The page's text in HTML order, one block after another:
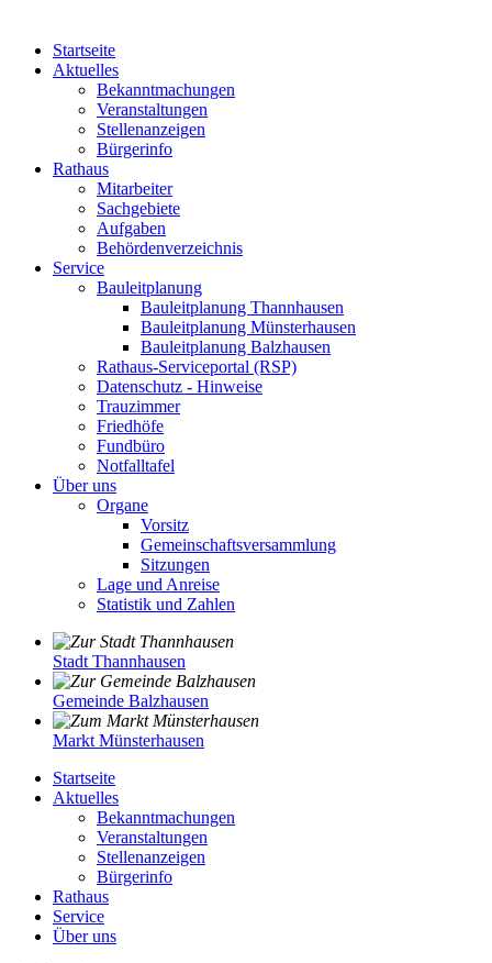
Startseite
Aktuelles
Bekanntmachungen
Veranstaltungen
Stellenanzeigen
Bürgerinfo
Rathaus
Mitarbeiter
Sachgebiete
Aufgaben
Behördenverzeichnis
Service
Bauleitplanung
Bauleitplanung Thannhausen
Bauleitplanung Münsterhausen
Bauleitplanung Balzhausen
Rathaus-Serviceportal (RSP)
Datenschutz - Hinweise
Trauzimmer
Friedhöfe
Fundbüro
Notfalltafel
Über uns
Organe
Vorsitz
Gemeinschaftsversammlung
Sitzungen
Lage und Anreise
Statistik und Zahlen
Stadt Thannhausen
Gemeinde Balzhausen
Markt Münsterhausen
Startseite
Aktuelles
Bekanntmachungen
Veranstaltungen
Stellenanzeigen
Bürgerinfo
Rathaus
Service
Über uns